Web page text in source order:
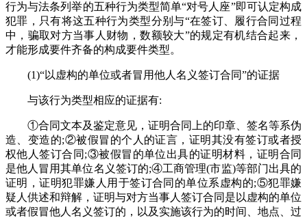
行为与法条列举的五种行为类型简单“对号人座”即可认定构成
犯罪，只有将这五种行为类型分别与“在签订、履行合同过程
中，骗取对方当事人财物，数额较大”的规定有机结合起来，
才能形成要件齐备的构成要件类型。
(1)“以虚构的单位或者冒用他人名义签订合同”的证据
与该行为类型相应的证据有:
①合同文本及鉴定意见，证明合同上的印章、签名等系伪
造、变造的;②被假冒的个人的证言，证明其没有签订或者授
权他人签订合同;③被假冒的单位出具的证明材料，证明合同
是他人冒用其单位名义签订的;④工商管理(市监)等部门出具的
证明，证明犯罪嫌人用于签订合同的单位系虚构的;⑤犯罪嫌
疑人供述和辩解，证明与对方当事人签订合同是以虚构的单位
或者假冒他人名义签订的，以及实施该行为的时间、地点、过